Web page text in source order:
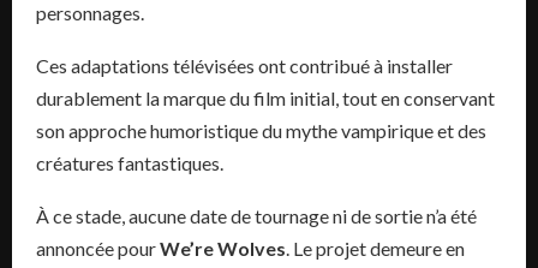
personnages.
Ces adaptations télévisées ont contribué à installer
durablement la marque du film initial, tout en conservant
son approche humoristique du mythe vampirique et des
créatures fantastiques.
À ce stade, aucune date de tournage ni de sortie n’a été
annoncée pourWe’re Wolves. Le projet demeure en